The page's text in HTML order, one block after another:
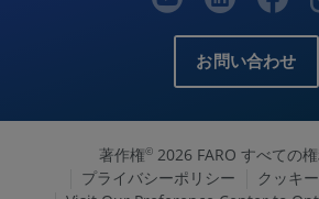
お問い合わせ
著作権©2026 FARO すべての権
プライバシーポリシー
クッキ